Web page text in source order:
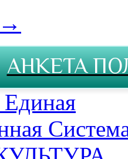
АНКЕТА